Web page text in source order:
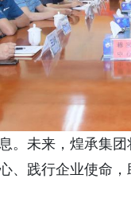
。未来，煌承集
、践行企业使命